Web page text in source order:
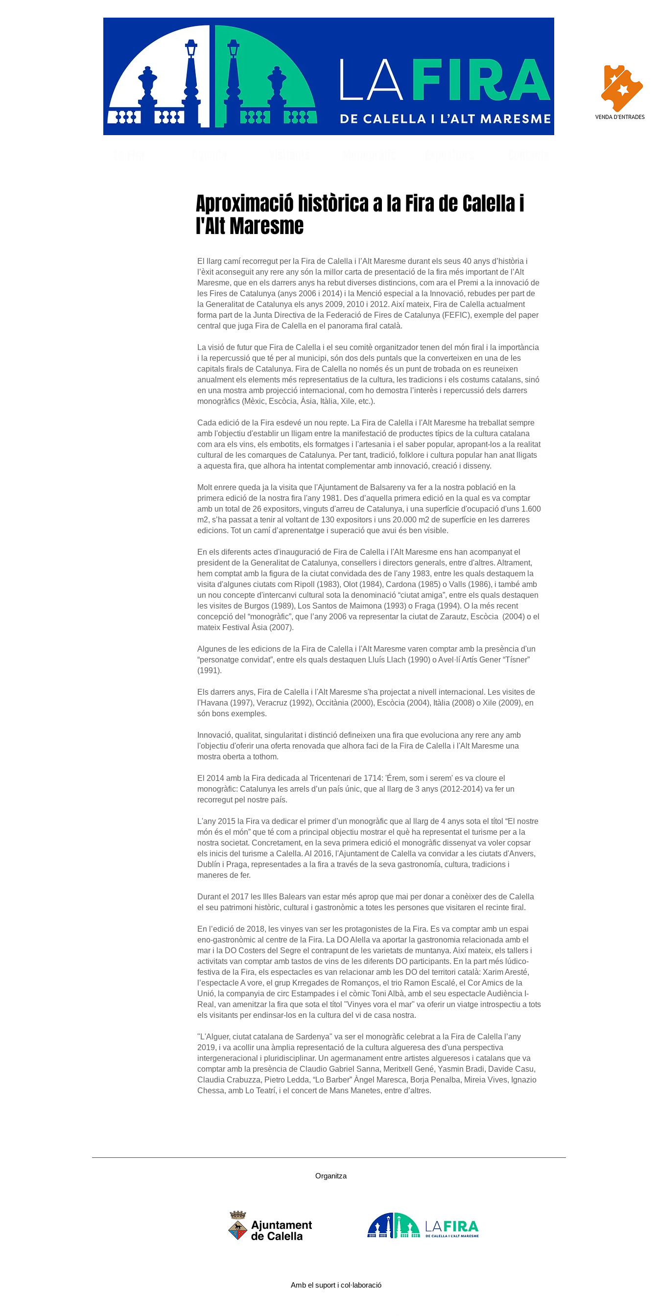
Aproximació històrica a la Fira de Calella i
l'Alt Maresme
​El llarg camí recorregut per la Fira de Calella i l’Alt Maresme durant els seus 40 anys d’història i
l’èxit aconseguit any rere any són la millor carta de presentació de la fira més important de l’Alt
Maresme, que en els darrers anys ha rebut diverses distincions, com ara el Premi a la innovació de
les Fires de Catalunya (anys 2006 i 2014) i la Menció especial a la Innovació, rebudes per part de
la Generalitat de Catalunya els anys 2009, 2010 i 2012. Així mateix, Fira de Calella actualment
forma part de la Junta Directiva de la Federació de Fires de Catalunya (FEFIC), exemple del paper
central que juga Fira de Calella en el panorama firal català.
La visió de futur que Fira de Calella i el seu comitè organitzador tenen del món firal i la importància
i la repercussió que té per al municipi, són dos dels puntals que la converteixen en una de les
capitals firals de Catalunya. Fira de Calella no només és un punt de trobada on es reuneixen
anualment els elements més representatius de la cultura, les tradicions i els costums catalans, sinó
en una mostra amb projecció internacional, com ho demostra l’interès i repercussió dels darrers
monogràfics (Mèxic, Escòcia, Àsia, Itàlia, Xile, etc.).
Cada edició de la Fira esdevé un nou repte. La Fira de Calella i l'Alt Maresme ha treballat sempre
amb l'objectiu d'establir un lligam entre la manifestació de productes típics de la cultura catalana
com ara els vins, els embotits, els formatges i l'artesania i el saber popular, apropant-los a la realitat
cultural de les comarques de Catalunya. Per tant, tradició, folklore i cultura popular han anat lligats
a aquesta fira, que alhora ha intentat complementar amb innovació, creació i disseny.
Molt enrere queda ja la visita que l'Ajuntament de Balsareny va fer a la nostra població en la
primera edició de la nostra fira l'any 1981. Des d’aquella primera edició en la qual es va comptar
amb un total de 26 expositors, vinguts d'arreu de Catalunya, i una superfície d'ocupació d'uns 1.600
m2, s’ha passat a tenir al voltant de 130 expositors i uns 20.000 m2 de superfície en les darreres
edicions. Tot un camí d’aprenentatge i superació que avui és ben visible.
En els diferents actes d'inauguració de Fira de Calella i l'Alt Maresme ens han acompanyat el
president de la Generalitat de Catalunya, consellers i directors generals, entre d'altres. Altrament,
hem comptat amb la figura de la ciutat convidada des de l'any 1983, entre les quals destaquem la
visita d'algunes ciutats com Ripoll (1983), Olot (1984), Cardona (1985) o Valls (1986), i també amb
un nou concepte d'intercanvi cultural sota la denominació “ciutat amiga”, entre els quals destaquen
les visites de Burgos (1989), Los Santos de Maimona (1993) o Fraga (1994). O la més recent
concepció del “monogràfic”, que l’any 2006 va representar la ciutat de Zarautz, Escòcia (2004) o el
mateix Festival Àsia (2007).
Algunes de les edicions de la Fira de Calella i l'Alt Maresme varen comptar amb la presència d'un
“personatge convidat”, entre els quals destaquen Lluís Llach (1990) o Avel·lí Artís Gener “Tísner”
(1991).
Els darrers anys, Fira de Calella i l'Alt Maresme s'ha projectat a nivell internacional. Les visites de
l'Havana (1997), Veracruz (1992), Occitània (2000), Escòcia (2004), Itàlia (2008) o Xile (2009), en
són bons exemples.
Innovació, qualitat, singularitat i distinció defineixen una fira que evoluciona any rere any amb
l'objectiu d'oferir una oferta renovada que alhora faci de la Fira de Calella i l'Alt Maresme una
mostra oberta a tothom.
El 2014 amb la Fira dedicada al Tricentenari de 1714: 'Érem, som i serem' es va cloure el
monogràfic: Catalunya les arrels d’un país únic, que al llarg de 3 anys (2012-2014) va fer un
recorregut pel nostre país.
L'any 2015 la Fira va dedicar el primer d’un monogràfic que al llarg de 4 anys sota el títol “El nostre
món és el món” que té com a principal objectiu mostrar el què ha representat el turisme per a la
nostra societat. Concretament, en la seva primera edició el monogràfic dissenyat va voler copsar
els inicis del turisme a Calella. Al 2016, l'Ajuntament de Calella va convidar a les ciutats d'Anvers,
Dublín i Praga, representades a la fira a través de la seva gastronomía, cultura, tradicions i
maneres de fer.
Durant el 2017 les Illes Balears van estar més aprop que mai per donar a conèixer des de Calella
el seu patrimoni històric, cultural i gastronòmic a totes les persones que visitaren el recinte firal.
En l’edició de 2018, les vinyes van ser les protagonistes de la Fira. Es va comptar amb un espai
eno-gastronòmic al centre de la Fira. La DO Alella va aportar la gastronomia relacionada amb el
mar i la DO Costers del Segre el contrapunt de les varietats de muntanya. Així mateix, els tallers i
activitats van comptar amb tastos de vins de les diferents DO participants. En la part més lúdico-
festiva de la Fira, els espectacles es van relacionar amb les DO del territori català: Xarim Aresté,
l’espectacle A vore, el grup Krregades de Romanços, el trio Ramon Escalé, el Cor Amics de la
Unió, la companyia de circ Estampades i el còmic Toni Albà, amb el seu espectacle Audiència I-
Real, van amenitzar la fira que sota el títol "Vinyes vora el mar" va oferir un viatge introspectiu a tots
els visitants per endinsar-los en la cultura del vi de casa nostra.
"L'Alguer, ciutat catalana de Sardenya" va ser el monogràfic celebrat a la Fira de Calella l’any
2019, i va acollir una àmplia representació de la cultura algueresa des d'una perspectiva
intergeneracional i pluridisciplinar. Un agermanament entre artistes algueresos i catalans que va
comptar amb la presència de Claudio Gabriel Sanna, Meritxell Gené, Yasmin Bradi, Davide Casu,
Claudia Crabuzza, Pietro Ledda, “Lo Barber” Àngel Maresca, Borja Penalba, Mireia Vives, Ignazio
Chessa, amb Lo Teatrí, i el concert de Mans Manetes, entre d’altres.
Organitza
Amb el suport i col·laboració